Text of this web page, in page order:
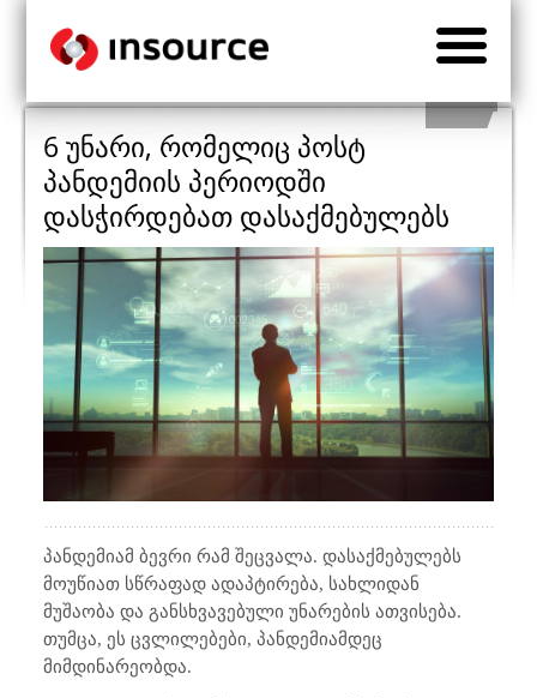
6 უნარი, რომელიც პოსტ
პანდემიის პერიოდში
დასჭირდებათ დასაქმებულებს
პანდემიამ ბევრი რამ შეცვალა. დასაქმებულებს
მოუწიათ სწრაფად ადაპტირება, სახლიდან
მუშაობა და განსხვავებული უნარების ათვისება.
თუმცა, ეს ცვლილებები, პანდემიამდეც
მიმდინარეობდა.